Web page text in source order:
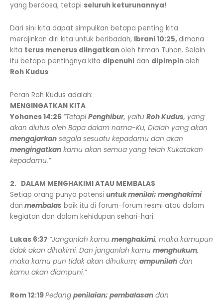
yang berdosa, tetapi seluruh keturunannya!
Dari sini kita dapat simpulkan betapa penting kita
merajinkan diri kita untuk beribadah, Ibrani 10:25, dimana
kita terus menerus diingatkan oleh firman Tuhan. Selain
itu betapa pentingnya kita dipenuhi dan dipimpin oleh
Roh Kudus.
Peran Roh Kudus adalah:
MENGINGATKAN KITA
Yohanes 14:26 “TetapiPenghibur, yaitu Roh Kudus, yang
akan diutus oleh Bapa dalam nama-Ku, Dialah yang akan
mengajarkan segala sesuatu kepadamu dan akan
mengingatkan kamu akan semua yang telah Kukatakan
kepadamu.”
2. DALAM MENGHAKIMI ATAU MEMBALAS
Setiap orang punya potensi untuk menilai; menghakimi
dan membalas baik itu di forum-forum resmi atau dalam
kegiatan dan dalam kehidupan sehari-hari.
Lukas 6:37 “Janganlah kamu menghakimi, maka kamupun
tidak akan dihakimi. Dan janganlah kamu menghukum,
maka kamu pun tidak akan dihukum; ampunilah dan
kamu akan diampuni.”
Rom 12:19Pedang penilaian; pembalasan dan